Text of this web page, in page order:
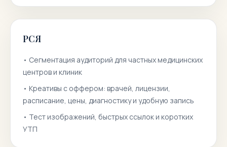
РСЯ
• Сегментация аудиторий для частных медицинских
центров и клиник
• Креативы с оффером: врачей, лицензии,
расписание, цены, диагностику и удобную запись
• Тест изображений, быстрых ссылок и коротких
УТП